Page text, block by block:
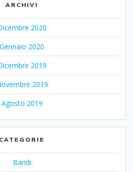
ARCHIVI
2020
Gennaio 2020
2019
2019
Agosto 2019
CATEGORIE
Bandi